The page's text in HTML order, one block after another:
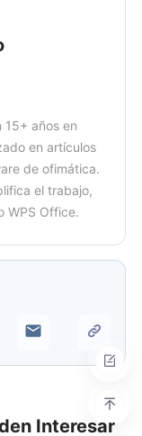
años en
en artículos
de ofimática.
el trabajo,
WPS Office.
Interesar